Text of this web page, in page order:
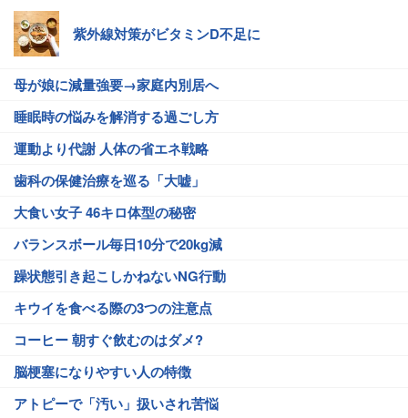
紫外線対策がビタミンD不足に
母が娘に減量強要→家庭内別居へ
睡眠時の悩みを解消する過ごし方
運動より代謝 人体の省エネ戦略
歯科の保健治療を巡る「大嘘」
大食い女子 46キロ体型の秘密
バランスボール毎日10分で20kg減
躁状態引き起こしかねないNG行動
キウイを食べる際の3つの注意点
コーヒー 朝すぐ飲むのはダメ?
脳梗塞になりやすい人の特徴
アトピーで「汚い」扱いされ苦悩